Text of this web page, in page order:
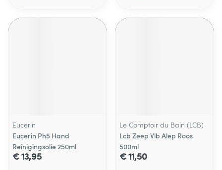
Eucerin
Eucerin Ph5 Hand
Reinigingsolie 250ml
€ 13,95
Le Comptoir du Bain (LCB)
Lcb Zeep Vlb Alep Roos
500ml
€ 11,50